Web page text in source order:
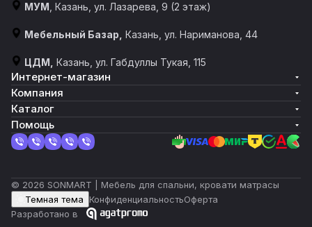
МУМ , Казань, ул. Лазарева, 9 (2 этаж)
Мебельный Базар, Казань, ул. Нариманова, 44
ЦДМ, Казань, ул. Габдуллы Тукая, 115
Интернет-магазин
Компания
Каталог
Помощь
© 2026 SONMART | Мебель для спальни, кровати матрасы
Темная тема
КонфиденциальностьОферта
Разработано в